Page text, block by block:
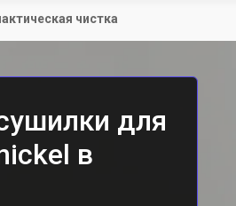
чистка
для
в